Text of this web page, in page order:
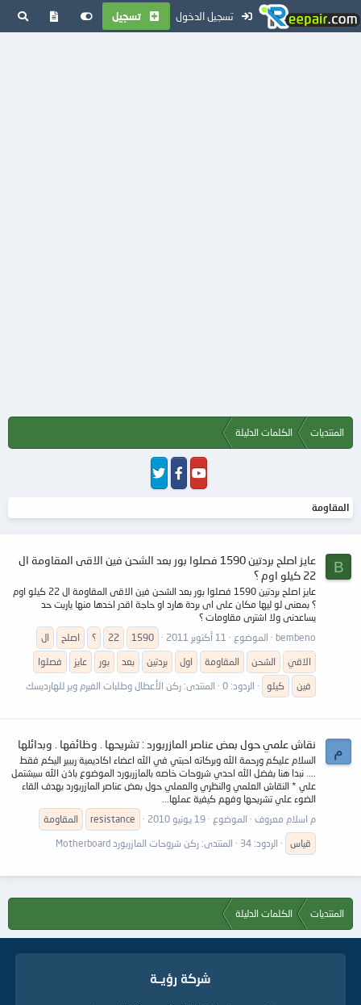
تسجيل الدخول تسجيل
المنتديات الكلمات الدليلة
المقاومة
B
عايز اصلح بردتين 1590 فصلوا بور بعد الشحن فين الاقى المقاومة ال
22 كيلو اوم ؟
عايز اصلح بردتين 1590 فصلوا بور بعد الشحن فين الاقى المقاومة ال 22 كيلو اوم
؟ بمعنى لو ليها مكان على اى بردة هارد او حاجة اقدر اخدها منها ياريت حد
يساعدنى ولا اشترى مقاومات ؟
bembeno
الموضوع 11 أكتوبر 2011 1590
22 ؟ اصلح
ال
الاقي
الشحن المقاومة اول بردتين بعد بور عايز
فصلوا
فين
كيلو الردود: 0 المنتدى: ركن الأعطال وطلبات الفيرم وير للهارديسك
م نقاش علمي حول بعض عناصر المازربورد : تشريحها . وظائفها . وبدائلها
السلام عليكم ورحمة الله وبركاته احبتي في الله اعضاء اكاديمية ريبير اليكم فقط
.... نبدا هنا بفضل الله احدي شروحات خاصه بالمازربورد الموضوع باذن الله سيشتمل
علي * النقاش العلمي والنظري والعملي حول بعض عناصر المازربورد بهدف القاء
الضوء علي تشريحها وفهم كيفية عملها...
م اسلام معروف
الموضوع 19 يونيو 2010 resistance
المقاومة
قياس
الردود: 34 المنتدى: ركن شروحات المازربورد Motherboard
المنتديات الكلمات الدليلة
شركة رؤيــة